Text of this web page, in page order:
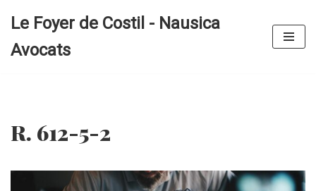
au
Le Foyer de Costil - Nausica
Avocats
R. 612-5-2